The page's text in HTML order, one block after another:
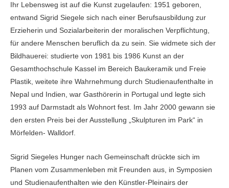
Ihr Lebensweg ist auf die Kunst zugelaufen: 1951 geboren,
entwand Sigrid Siegele sich nach einer Berufsausbildung zur
Erzieherin und Sozialarbeiterin der moralischen Verpflichtung,
für andere Menschen beruflich da zu sein. Sie widmete sich der
Bildhauerei: studierte von 1981 bis 1986 Kunst an der
Gesamthochschule Kassel im Bereich Baukeramik und Freie
Plastik, weitete ihre Wahrnehmung durch Studienaufenthalte in
Nepal und Indien, war Gasthörerin in Portugal und legte sich
1993 auf Darmstadt als Wohnort fest. Im Jahr 2000 gewann sie
den ersten Preis bei der Ausstellung „Skulpturen im Park“ in
Mörfelden- Walldorf.
Sigrid Siegeles Hunger nach Gemeinschaft drückte sich im
Planen vom Zusammenleben mit Freunden aus, in Symposien
und Studienaufenthalten wie den Künstler-Pleinairs der